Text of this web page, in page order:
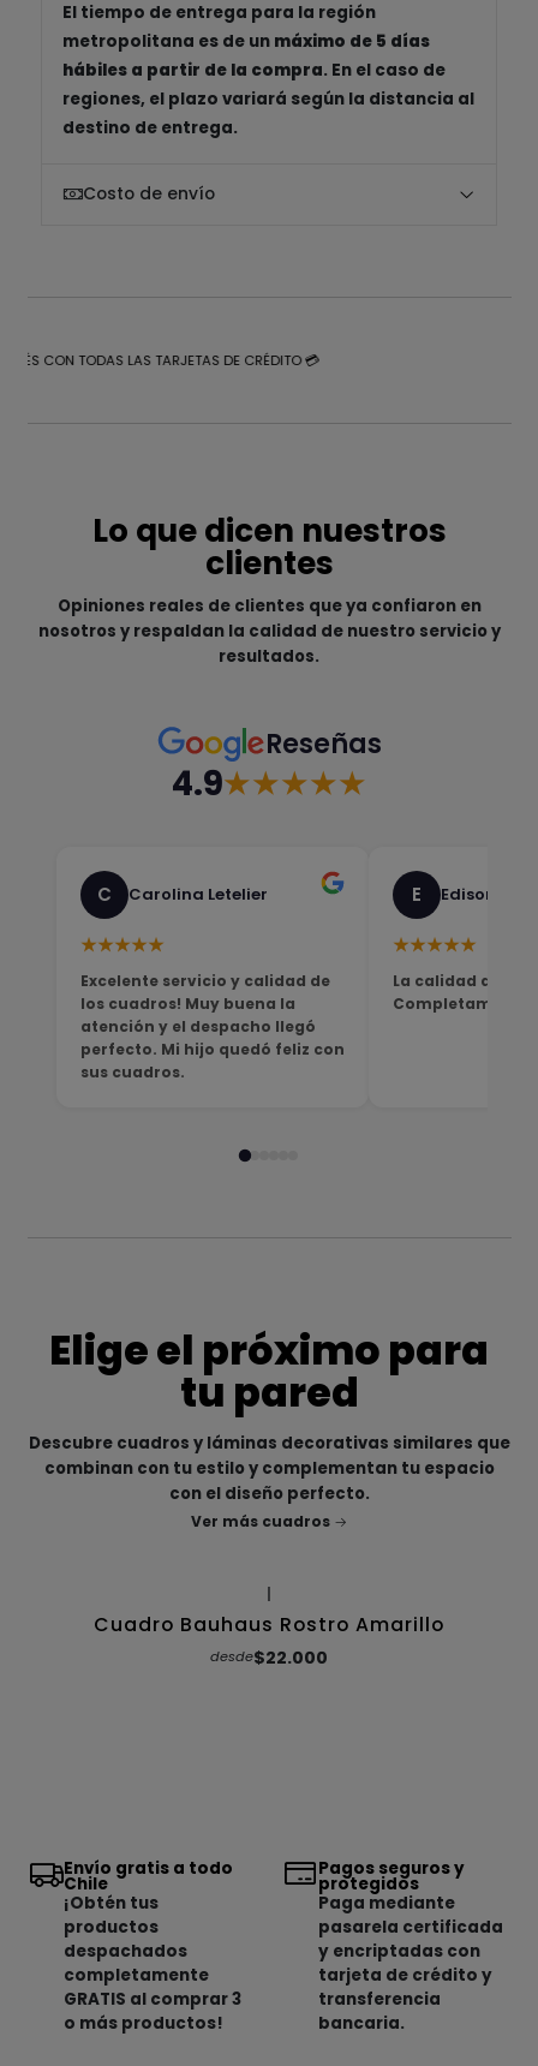
El tiempo de entrega para la región
metropolitana es de un máximo de 5 días
hábiles a partir de la compra. En el caso de
regiones, el plazo variará según la distancia al
destino de entrega.
Costo de envío
CON TODAS LAS TARJETAS DE CRÉDITO 💳
Lo que dicen nuestros
clientes
Opiniones reales de clientes que ya confiaron en
nosotros y respaldan la calidad de nuestro servicio y
resultados.
Reseñas
4.9★★★★★
C Carolina Letelier
★★★★★
Excelente servicio y calidad de
los cuadros! Muy buena la
atención y el despacho llegó
perfecto. Mi hijo quedó feliz con
sus cuadros.
E Edison
★★★★★
La calidad del
Completamente
Elige el próximo para
tu pared
Descubre cuadros y láminas decorativas similares que
combinan con tu estilo y complementan tu espacio
con el diseño perfecto.
Ver más cuadros
Cuadro Bauhaus Rostro Amarillo
desde$22.000
Envío gratis a todo
Chile
¡Obtén tus
productos
despachados
completamente
GRATIS al comprar 3
o más productos!
Pagos seguros y
protegidos
Paga mediante
pasarela certificada
y encriptadas con
tarjeta de crédito y
transferencia
bancaria.